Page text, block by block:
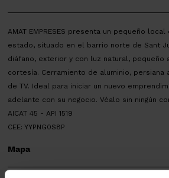
AMAT EMPRESES presenta un pequeño
estado, situado en el barrio norte de Sant
diáfano, exterior y con luz natural, pequeño
cortesía. Cerramiento de aluminio, persiana
de TV. Ideal para iniciar un nuevo
adelante con su negocio. Véalo sin ningún
AICAT 45 - API 1519
CEE: YYPNG0S8P
Mapa